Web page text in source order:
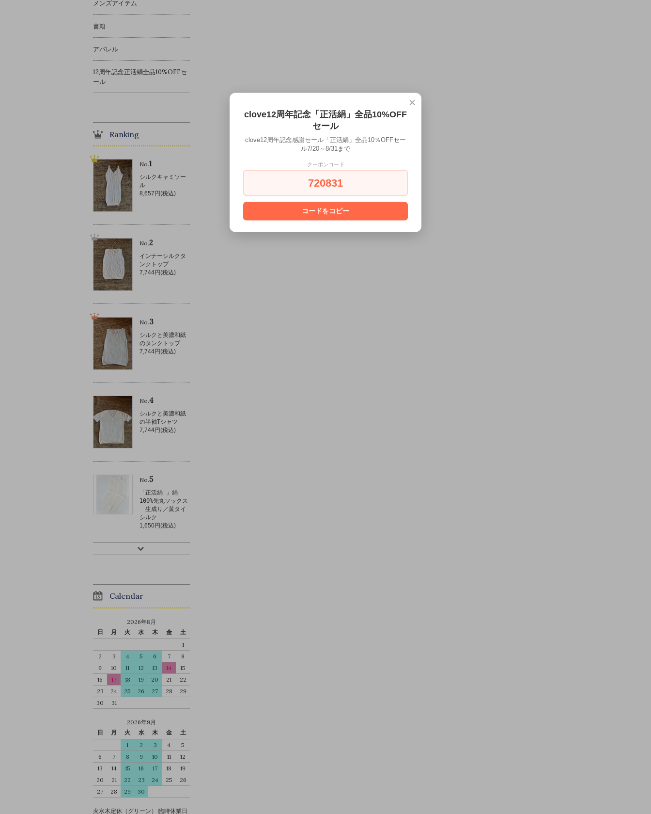
メンズアイテム
書籍
アパレル
12周年記念正活絹全品10%OFFセ
ール
Ranking
No.1
シルクキャミソー
ル
8,657円(税込)
No.2
インナーシルクタ
ンクトップ
7,744円(税込)
No.3
シルクと美濃和紙
のタンクトップ
7,744円(税込)
No.4
シルクと美濃和紙
の半袖Tシャツ
7,744円(税込)
No.5
「正活絹 」絹
100%先丸ソックス
生成り／黄タイ
シルク
1,650円(税込)
Calendar
2026年8月
日
月 火 水 木 金
土
1
2
3 4 5 6 7
8
9
10 11 12 13 14
15
16
17 18 19 20 21
22
23
24 25 26 27 28
29
30
31
2026年9月
日
月 火 水 木 金
土
1
2 3 4
5
6
7 8 9 10 11
12
13
14 15 16 17 18
19
20
21 22 23 24 25
26
27
28 29 30
火水木定休（グリーン） 臨時休業日
×
clove12周年記念「正活絹」全品10%OFF
セール
clove12周年記念感謝セール「正活絹」全品10％OFFセー
ル7/20～8/31まで
クーポンコード
720831
コードをコピー